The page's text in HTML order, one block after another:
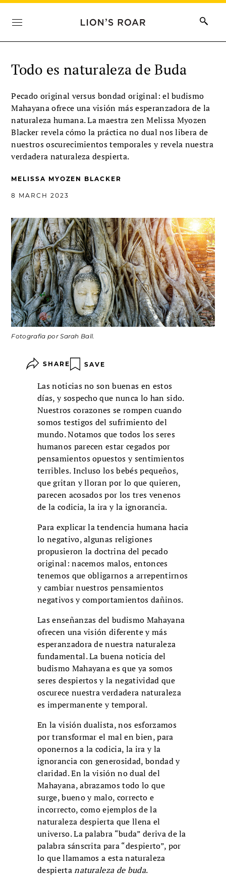
Todo es naturaleza de Buda
Pecado original versus bondad original: el budismo
Mahayana ofrece una visión más esperanzadora de la
naturaleza humana. La maestra zen Melissa Myozen
Blacker revela cómo la práctica no dual nos libera de
nuestros oscurecimientos temporales y revela nuestra
verdadera naturaleza despierta.
MELISSA MYOZEN BLACKER
8 MARCH 2023
Fotografia por Sarah Ball.
SHARE SAVE
Las noticias no son buenas en estos
días, y sospecho que nunca lo han sido.
Nuestros corazones se rompen cuando
somos testigos del sufrimiento del
mundo. Notamos que todos los seres
humanos parecen estar cegados por
pensamientos opuestos y sentimientos
terribles. Incluso los bebés pequeños,
que gritan y lloran por lo que quieren,
parecen acosados ​​por los tres venenos
de la codicia, la ira y la ignorancia.
Para explicar la tendencia humana hacia
lo negativo, algunas religiones
propusieron la doctrina del pecado
original: nacemos malos, entonces
tenemos que obligarnos a arrepentirnos
y cambiar nuestros pensamientos
negativos y comportamientos dañinos.
Las enseñanzas del budismo Mahayana
ofrecen una visión diferente y más
esperanzadora de nuestra naturaleza
fundamental. La buena noticia del
budismo Mahayana es que ya somos
seres despiertos y la negatividad que
oscurece nuestra verdadera naturaleza
es impermanente y temporal.
En la visión dualista, nos esforzamos
por transformar el mal en bien, para
oponernos a la codicia, la ira y la
ignorancia con generosidad, bondad y
claridad. En la visión no dual del
Mahayana, abrazamos todo lo que
surge, bueno y malo, correcto e
incorrecto, como ejemplos de la
naturaleza despierta que llena el
universo. La palabra “buda” deriva de la
palabra sánscrita para “despierto”, por
lo que llamamos a esta naturaleza
despiertanaturaleza de buda.